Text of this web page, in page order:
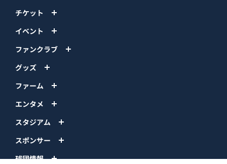
チケット
イベント
ファンクラブ
グッズ
ファーム
エンタメ
スタジアム
スポンサー
球団情報